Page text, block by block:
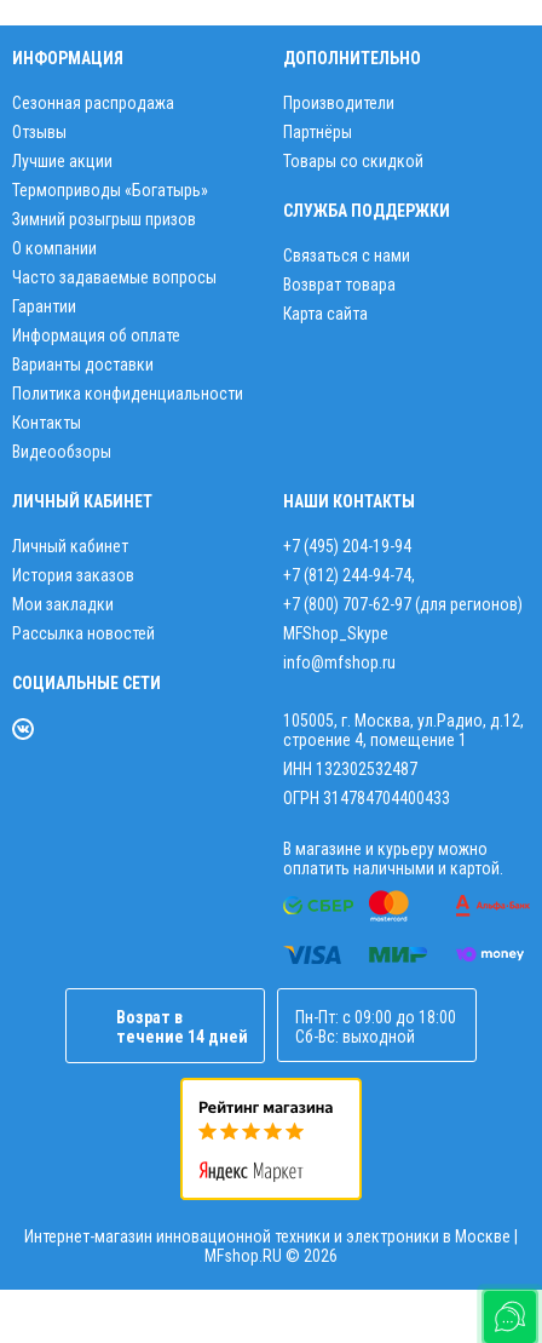
ИНФОРМАЦИЯ
Сезонная распродажа
Отзывы
Лучшие акции
Термоприводы «Богатырь»
Зимний розыгрыш призов
О компании
Часто задаваемые вопросы
Гарантии
Информация об оплате
Варианты доставки
Политика конфиденциальности
Контакты
Видеообзоры
ДОПОЛНИТЕЛЬНО
Производители
Партнёры
Товары со скидкой
СЛУЖБА ПОДДЕРЖКИ
Связаться с нами
Возврат товара
Карта сайта
ЛИЧНЫЙ КАБИНЕТ
Личный кабинет
История заказов
Мои закладки
Рассылка новостей
СОЦИАЛЬНЫЕ СЕТИ
НАШИ КОНТАКТЫ
+7 (495) 204-19-94
+7 (812) 244-94-74,
+7 (800) 707-62-97 (для регионов)
MFShop_Skype
info@mfshop.ru
105005, г. Москва, ул.Радио, д.12,
строение 4, помещение 1
ИНН 132302532487
ОГРН 314784704400433
В магазине и курьеру можно
оплатить наличными и картой.
Возрат в
течение 14 дней
Пн-Пт: с 09:00 до 18:00
Сб-Вс: выходной
Интернет-магазин инновационной техники и электроники в Москве |
MFshop.RU © 2026